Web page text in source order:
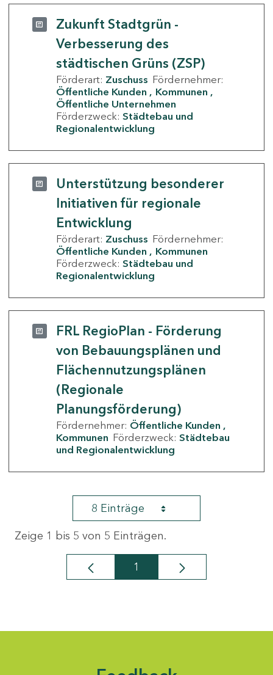
Zukunft Stadtgrün -
Verbesserung des
städtischen Grüns (ZSP)
Förderart: Zuschuss Fördernehmer:
Öffentliche Kunden
Kommunen
Öffentliche Unternehmen
Förderzweck: Städtebau und
Regionalentwicklung
Unterstützung besonderer
Initiativen für regionale
Entwicklung
Förderart: Zuschuss Fördernehmer:
Öffentliche Kunden
Kommunen
Förderzweck: Städtebau und
Regionalentwicklung
FRL RegioPlan - Förderung
von Bebauungsplänen und
Flächennutzungsplänen
(Regionale
Planungsförderung)
Fördernehmer: Öffentliche Kunden
Kommunen Förderzweck: Städtebau
und Regionalentwicklung
8 Einträge
Zeige 1 bis 5 von 5 Einträgen.
Seite
1